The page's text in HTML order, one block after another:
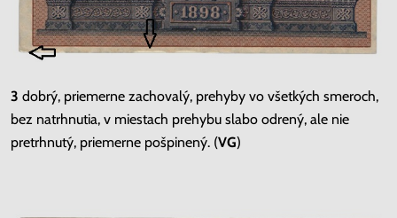
3 dobrý, priemerne zachovalý, prehyby vo všetkých smeroch,
bez natrhnutia, v miestach prehybu slabo odrený, ale nie
pretrhnutý, priemerne pošpinený. (VG)